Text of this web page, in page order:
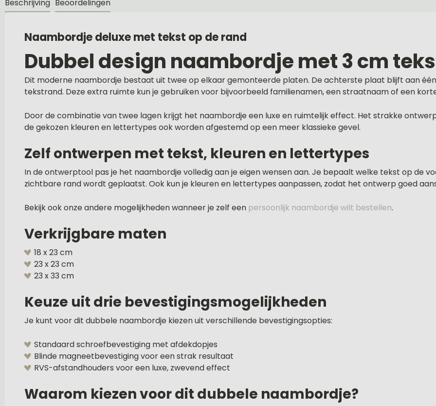
Beschrijving Beoordelingen
Naambordje deluxe met tekst op de rand
Dubbel design naambordje met 3 cm
Dit moderne naambordje bestaat uit twee op elkaar gemonteerde platen. De achterste plaat blijft aan
tekstrand. Deze extra ruimte kun je gebruiken voor bijvoorbeeld familienamen, een straatnaam of een
Door de combinatie van twee lagen krijgt het naambordje een luxe en ruimtelijk effect. Het strakke
de gekozen kleuren en lettertypes ook worden afgestemd op een meer klassieke gevel.
Zelf ontwerpen met tekst, kleuren en lettertypes
In de ontwerptool pas je het naambordje volledig aan je eigen wensen aan. Je bepaalt welke tekst op de
zichtbare rand wordt geplaatst. Ook kun je kleuren en lettertypes aanpassen, zodat het ontwerp goed
Bekijk ook onze andere mogelijkheden wanneer je zelf een persoonlijk naambordje wilt bestellen.
Verkrijgbare maten
18 x 23 cm
23 x 23 cm
23 x 33 cm
Keuze uit drie bevestigingsmogelijkheden
Je kunt voor dit dubbele naambordje kiezen uit verschillende bevestigingsopties:
Standaard schroefbevestiging met afdekdopjes
Blinde magneetbevestiging voor een strak resultaat
RVS-afstandhouders voor een luxe, zwevend effect
Waarom kiezen voor dit dubbele naambordje?